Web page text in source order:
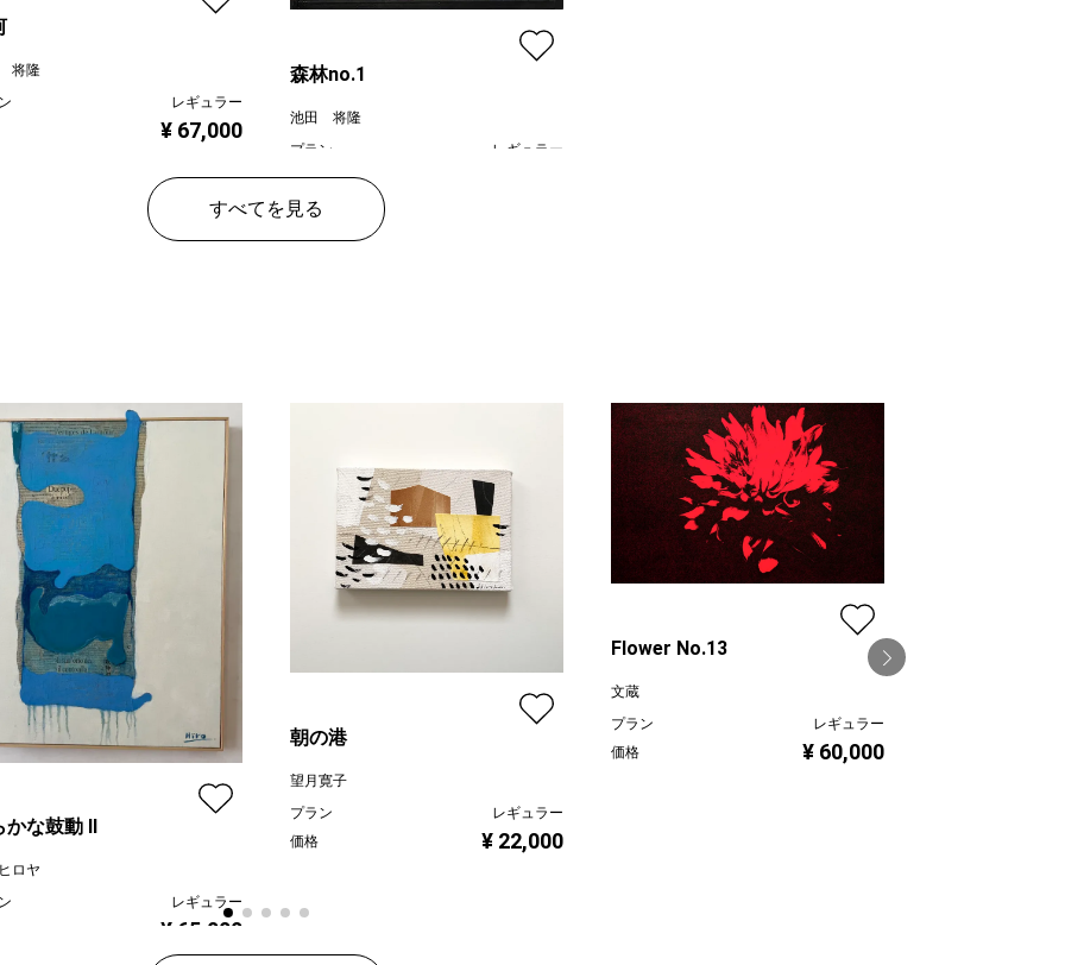
将隆
レギュラー
¥ 67,000
森林no.1
池田 将隆
プラン
レギュラー
価格
すべてを見る
な鼓動 Ⅱ
ロヤ
レギュラー
¥ 65,000
朝の港
望月寛子
プラン
レギュラー
価格
¥ 22,000
Flower No.13
文蔵
プラン
レギュラー
価格
¥ 60,000